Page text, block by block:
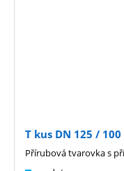
T kus DN 125 /
Přírubová tvarovka s